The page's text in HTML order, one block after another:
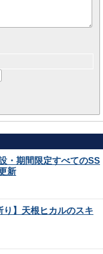
・期間限定すべてのSS
新
】天根ヒカルのスキ